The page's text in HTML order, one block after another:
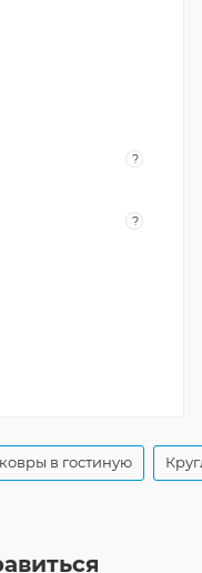
?
?
в гостиную